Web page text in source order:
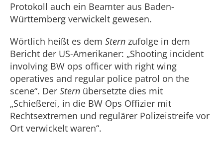
Protokoll auch ein Beamter aus Baden-
Württemberg verwickelt gewesen.
Wörtlich heißt es dem Stern zufolge in dem
Bericht der US-Amerikaner: „Shooting incident
involving BW ops officer with right wing
operatives and regular police patrol on the
scene“. Der Stern übersetzte dies mit
„Schießerei, in die BW Ops Offizier mit
Rechtsextremen und regulärer Polizeistreife vor
Ort verwickelt waren“.